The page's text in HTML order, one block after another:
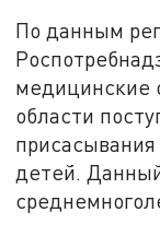
По данным
медицинские
области
детей.